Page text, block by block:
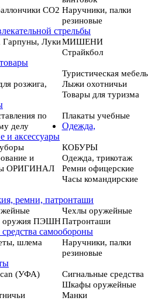
СО2 Наручники, палки
резиновые
стрельбы
Гарпуны, ЛукиМИШЕНИ
Страйкбол
Туристическая мебель
розжига,
Лыжи охотничьи
Товары для туризма
по
делу
Плакаты учебные
Одежда,
и аксессуары
КОБУРЫ
и
ОРИГИНАЛ
Одежда, трикотаж
Ремни офицерские
Часы командирские
ремни, патронташи
Чехлы оружейные
оружия ПЭШНПатронташи
самообороны
шлема
Наручники, палки
резиновые
(УФА)
Сигнальные средства
Шкафы оружейные
Манки